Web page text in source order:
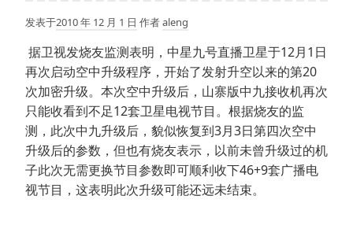
发表于2010 年 12 月 1 日 作者aleng
据卫视发烧友监测表明，中星九号直播卫星于12月1日
再次启动空中升级程序，开始了发射升空以来的第20
次加密升级。本次空中升级后，山寨版中九接收机再次
只能收看到不足12套卫星电视节目。根据烧友的监
测，此次中九升级后，貌似恢复到3月3日第四次空中
升级后的参数，但也有烧友表示，以前未曾升级过的机
子此次无需更换节目参数即可顺利收下46+9套广播电
视节目，这表明此次升级可能还远未结束。